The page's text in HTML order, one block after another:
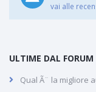
vai alle
ULTIME DAL FORUM
Qual Ã¨ la migliore